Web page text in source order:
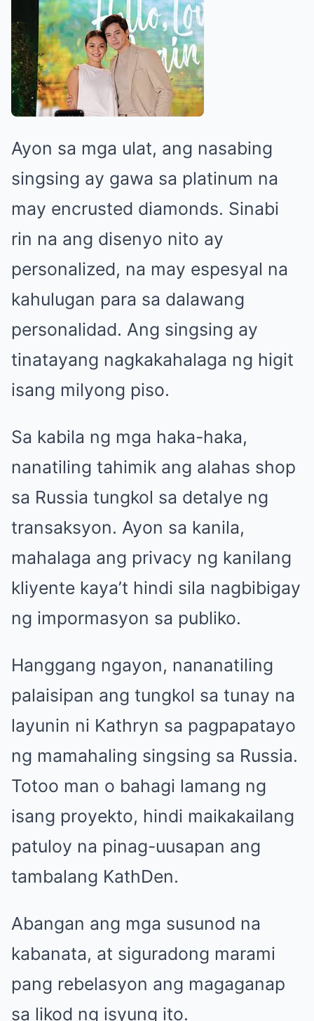
Ayon sa mga ulat, ang nasabing
singsing ay gawa sa platinum na
may encrusted diamonds. Sinabi
rin na ang disenyo nito ay
personalized, na may espesyal na
kahulugan para sa dalawang
personalidad. Ang singsing ay
tinatayang nagkakahalaga ng higit
isang milyong piso.
Sa kabila ng mga haka-haka,
nanatiling tahimik ang alahas shop
sa Russia tungkol sa detalye ng
transaksyon. Ayon sa kanila,
mahalaga ang privacy ng kanilang
kliyente kaya’t hindi sila nagbibigay
ng impormasyon sa publiko.
Hanggang ngayon, nananatiling
palaisipan ang tungkol sa tunay na
layunin ni Kathryn sa pagpapatayo
ng mamahaling singsing sa Russia.
Totoo man o bahagi lamang ng
isang proyekto, hindi maikakailang
patuloy na pinag-uusapan ang
tambalang KathDen.
Abangan ang mga susunod na
kabanata, at siguradong marami
pang rebelasyon ang magaganap
sa likod ng isyung ito.